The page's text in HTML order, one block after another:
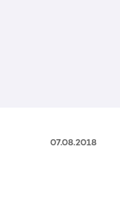
07.08.2018